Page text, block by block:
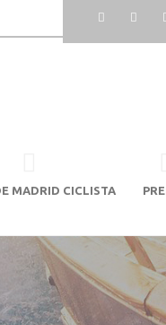
MADRID CICLISTA